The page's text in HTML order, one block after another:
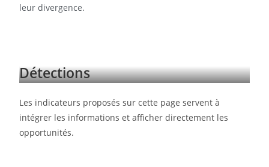
leur divergence.
Détections
Les indicateurs proposés sur cette page servent à
intégrer les informations et afficher directement les
opportunités.